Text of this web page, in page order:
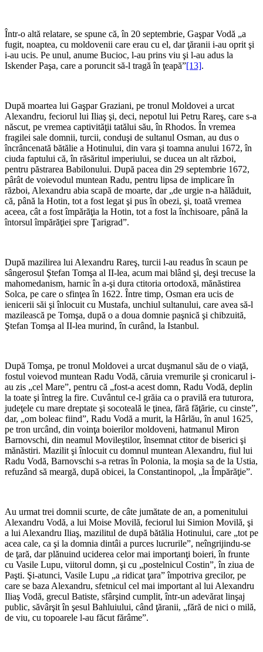
Într-o altă relatare, se spune că, în 20 septembrie, Gaşpar Vodă „a
fugit, noaptea, cu moldovenii care erau cu el, dar ţăranii i-au oprit şi
i-au ucis. Pe unul, anume Bucioc, l-au prins viu şi l-au adus la
Iskender Paşa, care a poruncit să-l tragă în ţeapă”[13].
După moartea lui Gaşpar Graziani, pe tronul Moldovei a urcat
Alexandru, feciorul lui Iliaş şi, deci, nepotul lui Petru Rareş, care s-a
născut, pe vremea captivităţii tatălui său, în Rhodos. În vremea
fragilei sale domnii, turcii, conduşi de sultanul Osman, au dus o
încrâncenată bătălie a Hotinului, din vara şi toamna anului 1672, în
ciuda faptului că, în răsăritul imperiului, se ducea un alt război,
pentru păstrarea Babilonului. După pacea din 29 septembrie 1672,
pârât de voievodul muntean Radu, pentru lipsa de implicare în
război, Alexandru abia scapă de moarte, dar „de urgie n-a hălăduit,
că, până la Hotin, tot a fost legat şi pus în obezi, şi, toată vremea
aceea, cât a fost împărăţia la Hotin, tot a fost la închisoare, până la
întorsul împărăţiei spre Ţarigrad”.
După mazilirea lui Alexandru Rareş, turcii l-au readus în scaun pe
sângerosul Ştefan Tomşa al II-lea, acum mai blând şi, deşi trecuse la
mahomedanism, harnic în a-şi dura ctitoria ortodoxă, mănăstirea
Solca, pe care o sfinţea în 1622. Între timp, Osman era ucis de
ienicerii săi şi înlocuit cu Mustafa, unchiul sultanului, care avea să-l
mazilească pe Tomşa, după o a doua domnie paşnică şi chibzuită,
Ştefan Tomşa al II-lea murind, în curând, la Istanbul.
După Tomşa, pe tronul Moldovei a urcat duşmanul său de o viaţă,
fostul voievod muntean Radu Vodă, căruia vremurile şi cronicarul i-
au zis „cel Mare”, pentru că „fost-a acest domn, Radu Vodă, deplin
la toate şi întreg la fire. Cuvântul ce-l grăia ca o pravilă era tuturora,
judeţele cu mare dreptate şi socoteală le ţinea, fără făţărie, cu cinste”,
dar, „om boleac fiind”, Radu Vodă a murit, la Hârlău, în anul 1625,
pe tron urcând, din voinţa boierilor moldoveni, hatmanul Miron
Barnovschi, din neamul Movileştilor, însemnat ctitor de biserici şi
mănăstiri. Mazilit şi înlocuit cu domnul muntean Alexandru, fiul lui
Radu Vodă, Barnovschi s-a retras în Polonia, la moşia sa de la Ustia,
refuzând să meargă, după obicei, la Constantinopol, „la Împărăţie”.
Au urmat trei domnii scurte, de câte jumătate de an, a pomenitului
Alexandru Vodă, a lui Moise Movilă, feciorul lui Simion Movilă, şi
a lui Alexandru Iliaş, mazilitul de după bătălia Hotinului, care „tot pe
acea cale, ca şi la domnia dintâi a purces lucrurile”, neîngrijindu-se
de ţară, dar plănuind uciderea celor mai importanţi boieri, în frunte
cu Vasile Lupu, viitorul domn, şi cu „postelnicul Costin”, în ziua de
Paşti. Şi-atunci, Vasile Lupu „a ridicat ţara” împotriva grecilor, pe
care se baza Alexandru, sfetnicul cel mai important al lui Alexandru
Iliaş Vodă, grecul Batiste, sfârşind cumplit, într-un adevărat linşaj
public, săvârşit în şesul Bahluiului, când ţăranii, „fără de nici o milă,
de viu, cu topoarele l-au făcut fărâme”.